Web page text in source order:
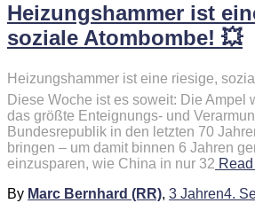
Heizungshammer ist
soziale Atombombe! 💥
Heizungshammer ist eine riesige,
Diese Woche ist es soweit: Die Ampel
das größte Enteignungs- und
Bundesrepublik in den letzten 70
bringen – um damit binnen 6 Jahren
einzusparen, wie China in nur 32
By Marc Bernhard (RR), 3 Jahren4.